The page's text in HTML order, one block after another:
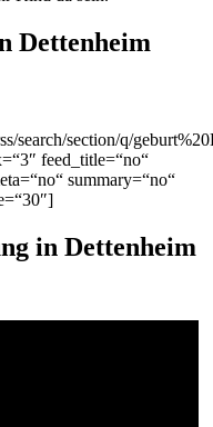
Dettenheim
search/section/q/
feed_title=“no“
summary=“no“
in Dettenheim